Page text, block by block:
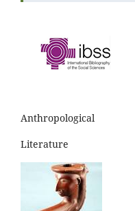
Anthropological
Literature